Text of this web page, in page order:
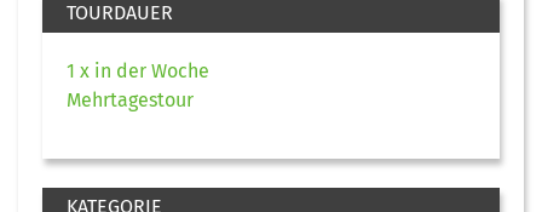
TOURDAUER
1 x in der Woche
Mehrtagestour
KATEGORIE